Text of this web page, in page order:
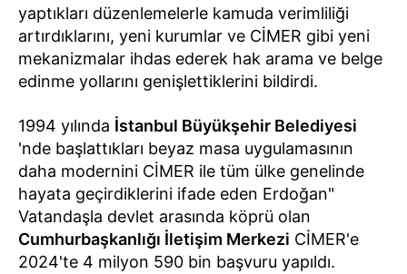
yaptıkları düzenlemelerle kamuda verimliliği
artırdıklarını, yeni kurumlar ve CİMER gibi yeni
mekanizmalar ihdas ederek hak arama ve belge
edinme yollarını genişlettiklerini bildirdi.
1994 yılında İstanbul Büyükşehir Belediyesi
'nde başlattıkları beyaz masa uygulamasının
daha modernini CİMER ile tüm ülke genelinde
hayata geçirdiklerini ifade eden Erdoğan"
Vatandaşla devlet arasında köprü olan
Cumhurbaşkanlığı İletişim Merkezi CİMER'e
2024'te 4 milyon 590 bin başvuru yapıldı.